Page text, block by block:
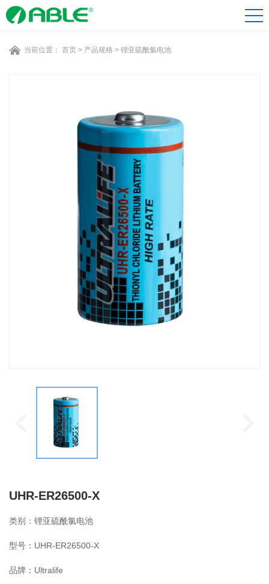
当前位置： 首页 > 产品规格 > 锂亚硫酰氯电池
UHR-ER26500-X
类别：锂亚硫酰氯电池
型号：UHR-ER26500-X
品牌：Ultralife